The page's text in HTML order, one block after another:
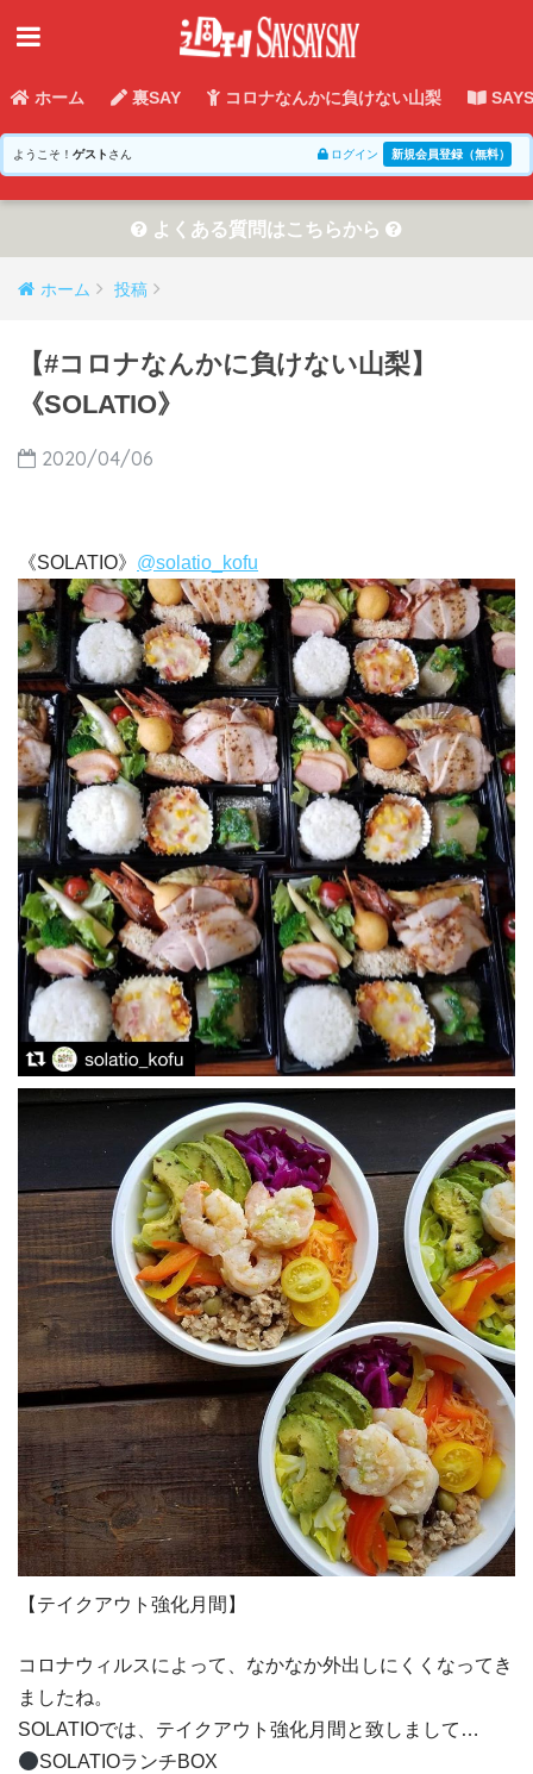
ホーム 裏SAY コロナなんかに負けない山梨
ようこそ！ ゲスト さん ログイン 新規会員登録（無料）
よくある質問はこちらから
ホーム 投稿
【#コロナなんかに負けない山梨】
《SOLATIO》
2020/04/06
《SOLATIO》 @solatio_kofu
【テイクアウト強化月間】
コロナウィルスによって、なかなか外出しにくくなってき
ましたね。
SOLATIOでは、テイクアウト強化月間と致しまして…
SOLATIOランチBOX